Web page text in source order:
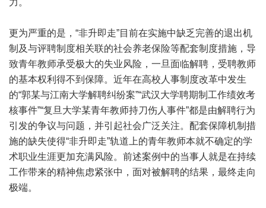
力。
更为严重的是，“非升即走”目前在实施中缺乏完善的退出机
制及与评聘制度相关联的社会养老保险等配套制度措施，导
致青年教师承受极大的失业风险，一旦面临解聘，受聘教师
的基本权利得不到保障。近年在高校人事制度改革中发生
的“郭某与江南大学解聘纠纷案”“武汉大学聘期制工作绩效考
核事件”“复旦大学某青年教师持刀伤人事件”都是由解聘行为
引发的争议与问题，并引起社会广泛关注。配套保障机制措
施的缺失使得“非升即走”轨道上的青年教师本就不确定的学
术职业生涯更加充满风险。前述案例中的当事人就是在持续
工作带来的精神焦虑紧张中，面对被解聘的结果，最终走向
极端。